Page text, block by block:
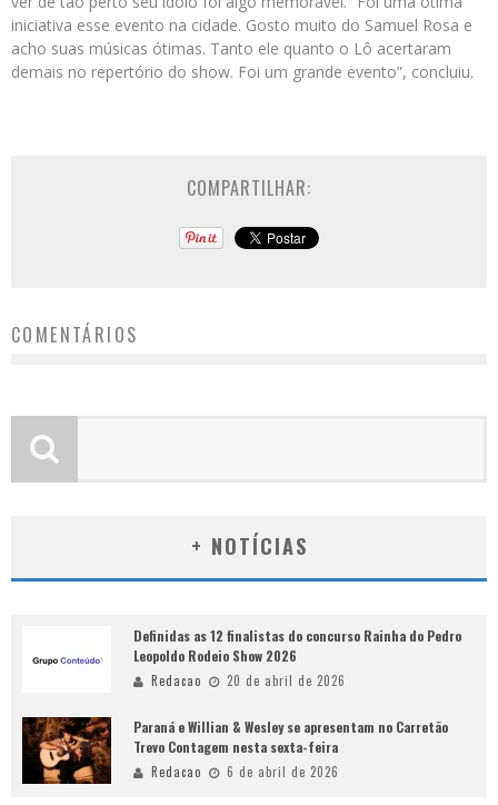
iniciativa esse evento na cidade. Gosto muito do Samuel Rosa e
acho suas músicas ótimas. Tanto ele quanto o Lô acertaram
demais no repertório do show. Foi um grande evento”, concluiu.
COMPARTILHAR:
COMENTÁRIOS
+ NOTÍCIAS
Definidas as 12 finalistas do concurso Rainha do Pedro
Leopoldo Rodeio Show 2026
Redacao 20 de abril de 2026
Paraná e Willian & Wesley se apresentam no Carretão
Trevo Contagem nesta sexta-feira
Redacao 6 de abril de 2026